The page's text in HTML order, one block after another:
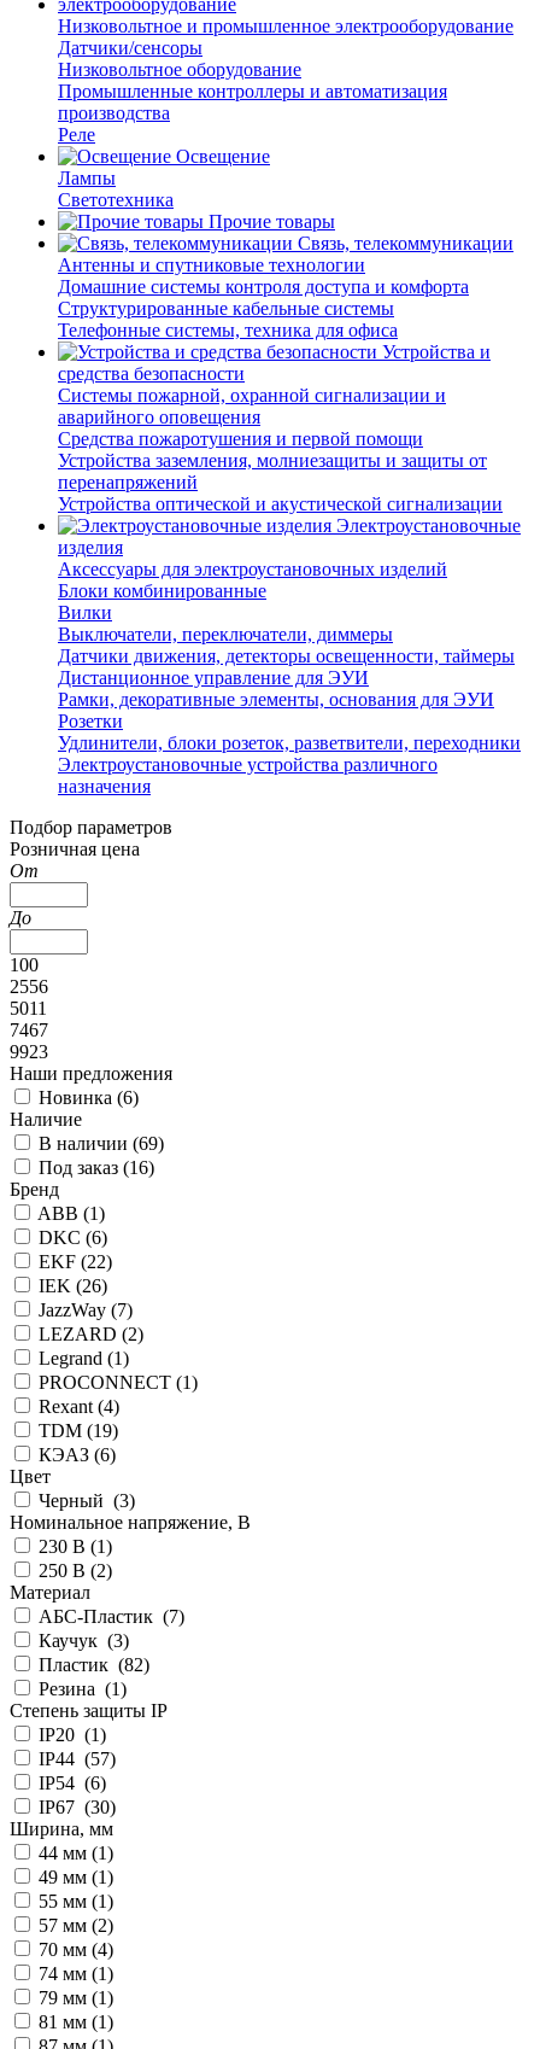
Низковольтное и промышленное электрооборудование
Датчики/сенсоры
Низковольтное оборудование
Промышленные контроллеры и автоматизация
производства
Реле
Освещение
Лампы
Светотехника
Прочие товары
Связь, телекоммуникации
Антенны и спутниковые технологии
Домашние системы контроля доступа и комфорта
Структурированные кабельные системы
Телефонные системы, техника для офиса
Устройства и
средства безопасности
Системы пожарной, охранной сигнализации и
аварийного оповещения
Средства пожаротушения и первой помощи
Устройства заземления, молниезащиты и защиты от
перенапряжений
Устройства оптической и акустической сигнализации
Электроустановочные
изделия
Аксессуары для электроустановочных изделий
Блоки комбинированные
Вилки
Выключатели, переключатели, диммеры
Датчики движения, детекторы освещенности, таймеры
Дистанционное управление для ЭУИ
Рамки, декоративные элементы, основания для ЭУИ
Розетки
Удлинители, блоки розеток, разветвители, переходники
Электроустановочные устройства различного
назначения
Подбор параметров
Розничная цена
От
До
100
2556
5011
7467
9923
Наши предложения
Новинка (6)
Наличие
В наличии (69)
Под заказ (16)
Бренд
ABB (1)
DKC (6)
EKF (22)
IEK (26)
JazzWay (7)
LEZARD (2)
Legrand (1)
PROCONNECT (1)
Rexant (4)
TDM (19)
КЭАЗ (6)
Цвет
Черный (3)
Номинальное напряжение, В
230 В (1)
250 В (2)
Материал
АБС-Пластик (7)
Каучук (3)
Пластик (82)
Резина (1)
Степень защиты IP
IP20 (1)
IP44 (57)
IP54 (6)
IP67 (30)
Ширина, мм
44 мм (1)
49 мм (1)
55 мм (1)
57 мм (2)
70 мм (4)
74 мм (1)
79 мм (1)
81 мм (1)